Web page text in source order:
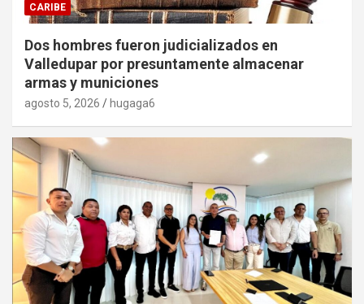
CARIBE
Dos hombres fueron judicializados en
Valledupar por presuntamente almacenar
armas y municiones
agosto 5, 2026 hugaga6